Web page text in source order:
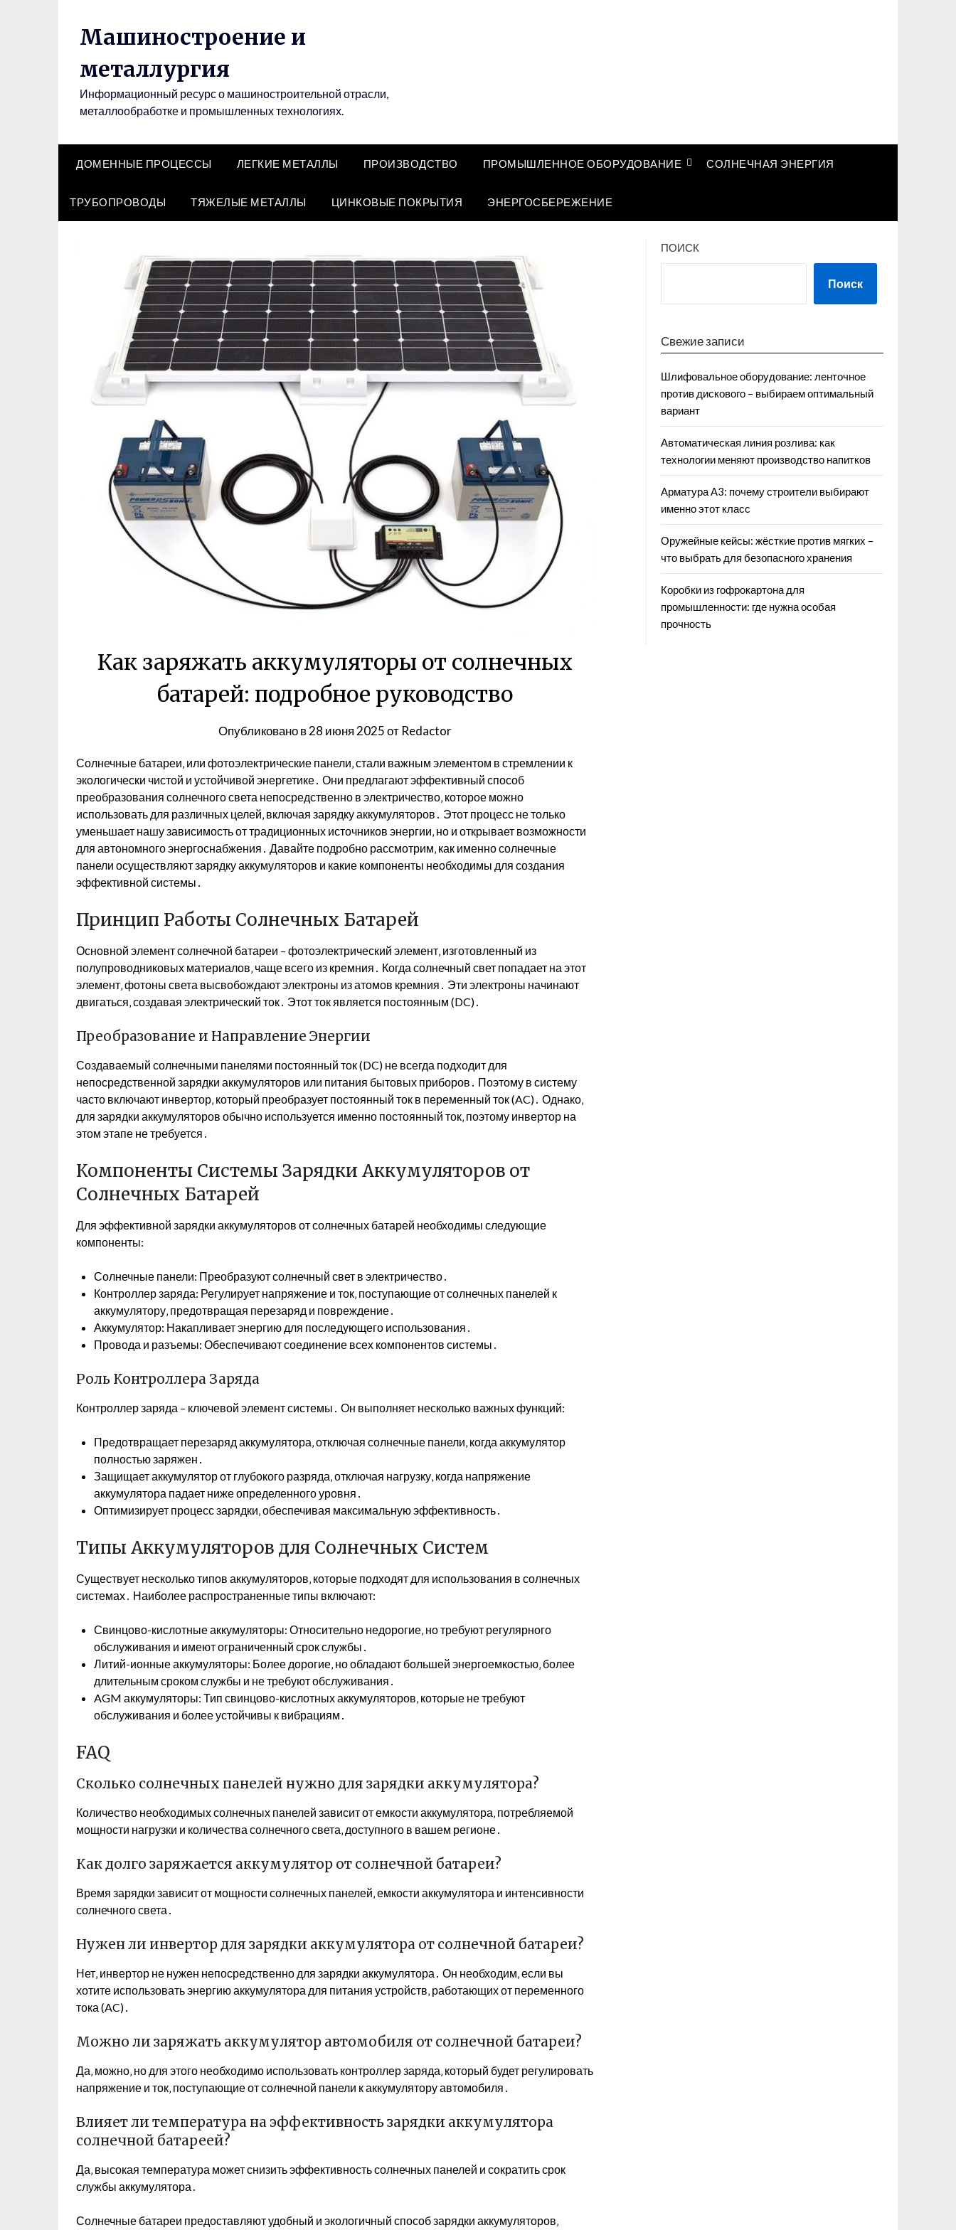
Машиностроение и
металлургия
Информационный ресурс о машиностроительной отрасли,
металлообработке и промышленных технологиях.
ДОМЕННЫЕ ПРОЦЕССЫ ЛЕГКИЕ МЕТАЛЛЫ ПРОИЗВОДСТВО ПРОМЫШЛЕННОЕ ОБОРУДОВАНИЕ СОЛНЕЧНАЯ ЭНЕРГИЯ
ТРУБОПРОВОДЫ ТЯЖЕЛЫЕ МЕТАЛЛЫ ЦИНКОВЫЕ ПОКРЫТИЯ ЭНЕРГОСБЕРЕЖЕНИЕ
Как заряжать аккумуляторы от солнечных
батарей: подробное руководство
Опубликовано в28 июня 2025от Redactor
Солнечные батареи‚ или фотоэлектрические панели‚ стали важным элементом в стремлении к
экологически чистой и устойчивой энергетике․ Они предлагают эффективный способ
преобразования солнечного света непосредственно в электричество‚ которое можно
использовать для различных целей‚ включая зарядку аккумуляторов․ Этот процесс не только
уменьшает нашу зависимость от традиционных источников энергии‚ но и открывает возможности
для автономного энергоснабжения․ Давайте подробно рассмотрим‚ как именно солнечные
панели осуществляют зарядку аккумуляторов и какие компоненты необходимы для создания
эффективной системы․
Принцип Работы Солнечных Батарей
Основной элемент солнечной батареи – фотоэлектрический элемент‚ изготовленный из
полупроводниковых материалов‚ чаще всего из кремния․ Когда солнечный свет попадает на этот
элемент‚ фотоны света высвобождают электроны из атомов кремния․ Эти электроны начинают
двигаться‚ создавая электрический ток․ Этот ток является постоянным (DC)․
Преобразование и Направление Энергии
Создаваемый солнечными панелями постоянный ток (DC) не всегда подходит для
непосредственной зарядки аккумуляторов или питания бытовых приборов․ Поэтому в систему
часто включают инвертор‚ который преобразует постоянный ток в переменный ток (AC)․ Однако‚
для зарядки аккумуляторов обычно используется именно постоянный ток‚ поэтому инвертор на
этом этапе не требуется․
Компоненты Системы Зарядки Аккумуляторов от
Солнечных Батарей
Для эффективной зарядки аккумуляторов от солнечных батарей необходимы следующие
компоненты:
Солнечные панели: Преобразуют солнечный свет в электричество․
Контроллер заряда: Регулирует напряжение и ток‚ поступающие от солнечных панелей к
аккумулятору‚ предотвращая перезаряд и повреждение․
Аккумулятор: Накапливает энергию для последующего использования․
Провода и разъемы: Обеспечивают соединение всех компонентов системы․
Роль Контроллера Заряда
Контроллер заряда – ключевой элемент системы․ Он выполняет несколько важных функций:
Предотвращает перезаряд аккумулятора‚ отключая солнечные панели‚ когда аккумулятор
полностью заряжен․
Защищает аккумулятор от глубокого разряда‚ отключая нагрузку‚ когда напряжение
аккумулятора падает ниже определенного уровня․
Оптимизирует процесс зарядки‚ обеспечивая максимальную эффективность․
Типы Аккумуляторов для Солнечных Систем
Существует несколько типов аккумуляторов‚ которые подходят для использования в солнечных
системах․ Наиболее распространенные типы включают:
Свинцово-кислотные аккумуляторы: Относительно недорогие‚ но требуют регулярного
обслуживания и имеют ограниченный срок службы․
Литий-ионные аккумуляторы: Более дорогие‚ но обладают большей энергоемкостью‚ более
длительным сроком службы и не требуют обслуживания․
AGM аккумуляторы: Тип свинцово-кислотных аккумуляторов‚ которые не требуют
обслуживания и более устойчивы к вибрациям․
FAQ
Сколько солнечных панелей нужно для зарядки аккумулятора?
Количество необходимых солнечных панелей зависит от емкости аккумулятора‚ потребляемой
мощности нагрузки и количества солнечного света‚ доступного в вашем регионе․
Как долго заряжается аккумулятор от солнечной батареи?
Время зарядки зависит от мощности солнечных панелей‚ емкости аккумулятора и интенсивности
солнечного света․
Нужен ли инвертор для зарядки аккумулятора от солнечной батареи?
Нет‚ инвертор не нужен непосредственно для зарядки аккумулятора․ Он необходим‚ если вы
хотите использовать энергию аккумулятора для питания устройств‚ работающих от переменного
тока (AC)․
Можно ли заряжать аккумулятор автомобиля от солнечной батареи?
Да‚ можно‚ но для этого необходимо использовать контроллер заряда‚ который будет регулировать
напряжение и ток‚ поступающие от солнечной панели к аккумулятору автомобиля․
Влияет ли температура на эффективность зарядки аккумулятора
солнечной батареей?
Да‚ высокая температура может снизить эффективность солнечных панелей и сократить срок
службы аккумулятора․
Солнечные батареи предоставляют удобный и экологичный способ зарядки аккумуляторов‚
ПОИСК
Поиск
Свежие записи
Шлифовальное оборудование: ленточное
против дискового – выбираем оптимальный
вариант
Автоматическая линия розлива: как
технологии меняют производство напитков
Арматура А3: почему строители выбирают
именно этот класс
Оружейные кейсы: жёсткие против мягких –
что выбрать для безопасного хранения
Коробки из гофрокартона для
промышленности: где нужна особая
прочность